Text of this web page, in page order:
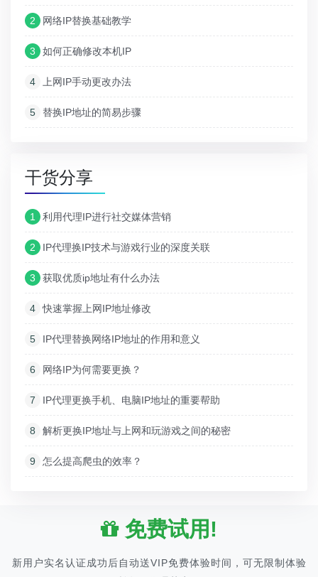
2 网络IP替换基础教学
3 如何正确修改本机IP
4 上网IP手动更改办法
5 替换IP地址的简易步骤
干货分享
1 利用代理IP进行社交媒体营销
2 IP代理换IP技术与游戏行业的深度关联
3 获取优质ip地址有什么办法
4 快速掌握上网IP地址修改
5 IP代理替换网络IP地址的作用和意义
6 网络IP为何需要更换？
7 IP代理更换手机、电脑IP地址的重要帮助
8 解析更换IP地址与上网和玩游戏之间的秘密
9 怎么提高爬虫的效率？
免费试用!
新用户实名认证成功后自动送VIP免费体验时间，可无限制体验